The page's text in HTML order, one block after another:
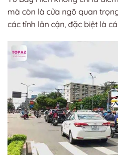
mà còn là cửa ngõ quan
các tỉnh lân cận, đặc biệt là